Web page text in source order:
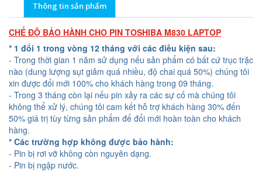
Thông tin sản phẩm
CHẾ ĐỘ BẢO HÀNH CHO PIN TOSHIBA M830 LAPTOP
* 1 đổi 1 trong vòng 12 tháng với các điều kiện sau:
- Trong thời gian 1 năm sử dụng nếu sản phẩm có bất cứ trục trặc
nào (dung lượng sụt giảm quá nhiều, độ chai quá 50%) chúng tôi
xin được đổi mới 100% cho khách hàng trong 09 tháng.
- Trong 3 tháng còn lại nếu pin xảy ra các sự cố mà chúng tôi
không thể xử lý, chúng tôi cam kết hỗ trợ khách hàng 30% đến
50% giá trị tùy từng sản phẩm để đổi mới hoàn toàn cho khách
hàng.
* Các trường hợp không được bảo hành:
- Pin bị rơi vỡ không còn nguyên dạng.
- Pin bị ngập nước.